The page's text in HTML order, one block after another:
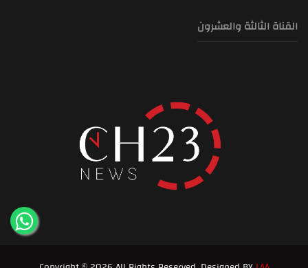
القناة الثالثة والعشرون